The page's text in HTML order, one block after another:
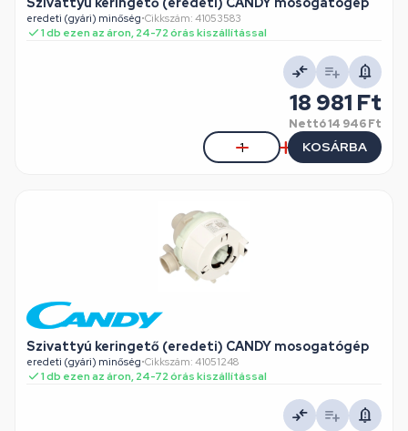
eredeti (gyári) minőség•Cikkszám: 41053583
1 db ezen az áron, 24-72 órás kiszállítással
18 981 Ft
Nettó14 946 Ft
KOSÁRBA
Szivattyú keringető (eredeti) CANDY mosogatógép
eredeti (gyári) minőség•Cikkszám: 41051248
1 db ezen az áron, 24-72 órás kiszállítással